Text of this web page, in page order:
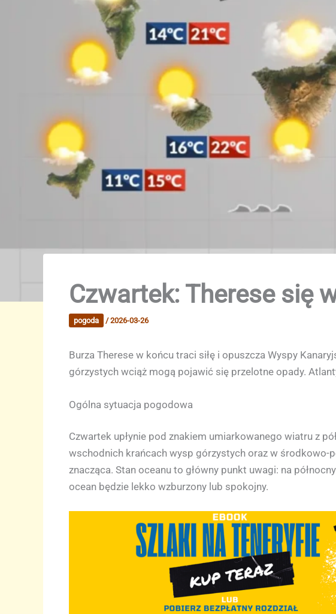
Czwartek: Therese się
pogoda /2026-03-26
Burza Therese w końcu traci siłę i opuszcza Wyspy
górzystych wciąż mogą pojawić się przelotne opady.
Ogólna sytuacja pogodowa
Czwartek upłynie pod znakiem umiarkowanego wiatru z
wschodnich krańcach wysp górzystych oraz w środkowo-
znacząca. Stan oceanu to główny punkt uwagi: na
ocean będzie lekko wzburzony lub spokojny.